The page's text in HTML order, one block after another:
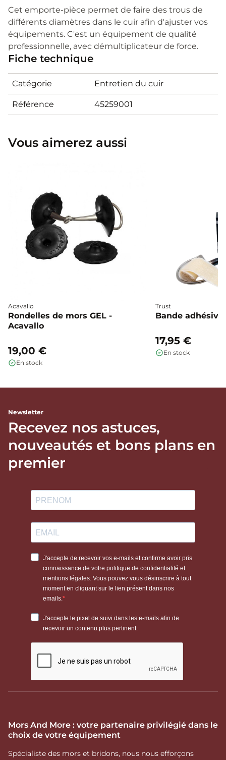
Cet emporte-pièce permet de faire des trous de
différents diamètres dans le cuir afin d'ajuster vos
équipements. C'est un équipement de qualité
professionnelle, avec démultiplicateur de force.
Fiche technique
Catégorie Entretien du cuir
Référence 45259001
Vous aimerez aussi
Acavallo
Rondelles de mors GEL -
Acavallo
19,00 €
En stock
Trust
Bande adhésive
17,95 €
En stock
Newsletter
Recevez nos astuces,
nouveautés et bons plans en
premier
Mors And More : votre partenaire privilégié dans le
choix de votre équipement
Spécialiste des mors et bridons, nous nous efforçons